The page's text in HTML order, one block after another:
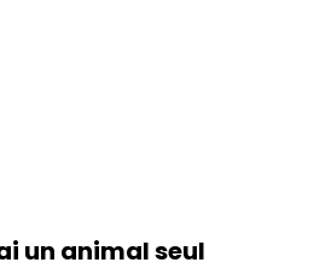
un animal seul